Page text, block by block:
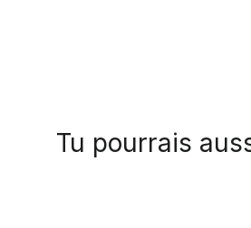
Tu pourrais